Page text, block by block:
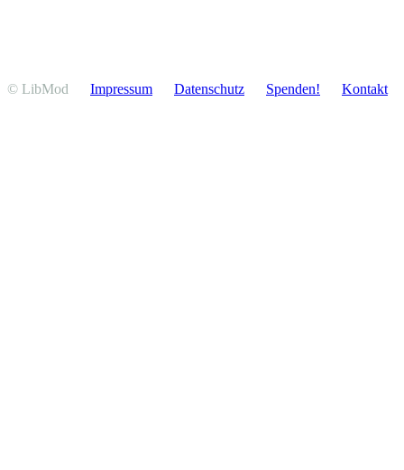
© LibMod Impressum Daten­schutz Spenden! Kontakt